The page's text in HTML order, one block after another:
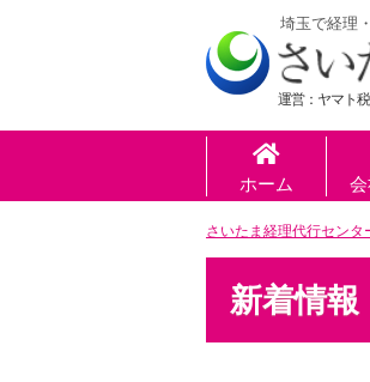
埼玉で経理
運営：ヤマト
ホーム
さいたま経理代行センタ
新着情報